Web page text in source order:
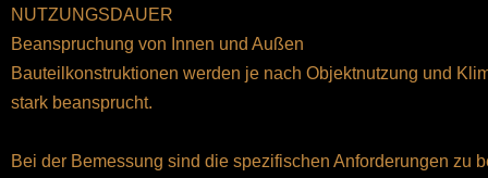
NUTZUNGSDAUER
Beanspruchung von Innen und Außen
Bauteilkonstruktionen werden je nach Objektnutzung und
stark beansprucht.
Bei der Bemessung sind die spezifischen Anforderungen zu